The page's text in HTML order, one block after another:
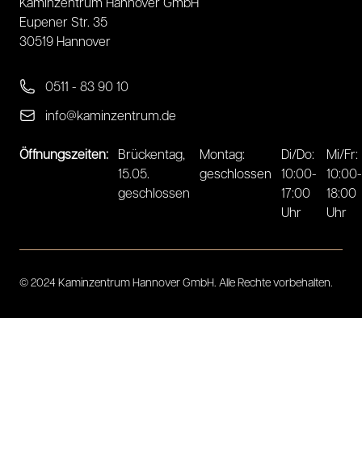
Kaminzentrum Hannover GmbH
Eupener Str. 35
30519 Hannover
0511 - 83 90 10
info@kaminzentrum.de
Öffnungszeiten: Brückentag,
15.05.
geschlossen
Montag:
geschlossen
Di/Do:
10:00-
17:00
Uhr
Mi/Fr:
10:00-
18:00
Uhr
© 2024 Kaminzentrum Hannover GmbH. Alle Rechte vorbehalten.